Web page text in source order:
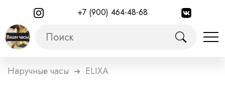
+7 (900) 464-48-68
Наручные часы ➜ ELIXA